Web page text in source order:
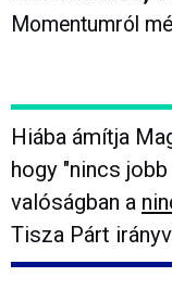
Momentumról
Hiába ámítja
hogy "nincs
valóságban a
Tisza Párt